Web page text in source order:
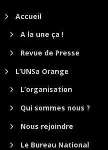
Accueil
A la une ça !
Revue de Presse
L’UNSa Orange
L’organisation
Qui sommes nous ?
Nous rejoindre
Le Bureau National